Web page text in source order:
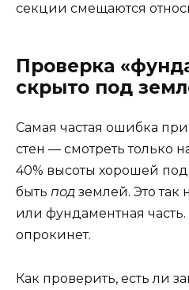
секции смещаются
Проверка
скрыто под
Самая частая ошибка
стен — смотреть только
40% высоты хорошей
быть под землей. Это так
или фундаментная часть.
опрокинет.
Как проверить, есть ли